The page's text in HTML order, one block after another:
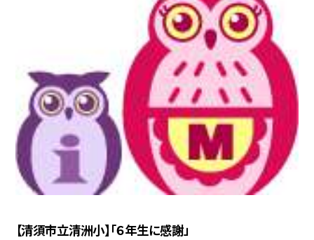
【清須市立清洲小】「６年生に感謝」